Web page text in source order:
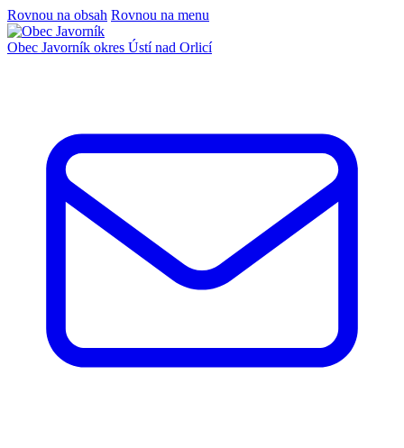
Rovnou na obsah Rovnou na menu
Obec Javorník okres Ústí nad Orlicí